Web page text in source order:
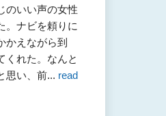
のいい声の女性
。ナビを頼りに
かえながら到
くれた。なんと
思い、前... read